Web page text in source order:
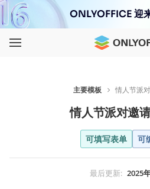
ONLYOFFICE 迎
主要模板 情人节派
情人节派对邀
可填写表单 可
最后更新: 2025